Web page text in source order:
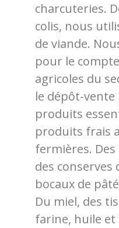
charcuteries.
colis, nous
de viande.
pour le
agricoles du
le dépôt-
produits
produits frais
fermières.
des conserves
bocaux de
Du miel, des
farine, huile et